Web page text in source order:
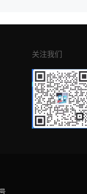
关注我们